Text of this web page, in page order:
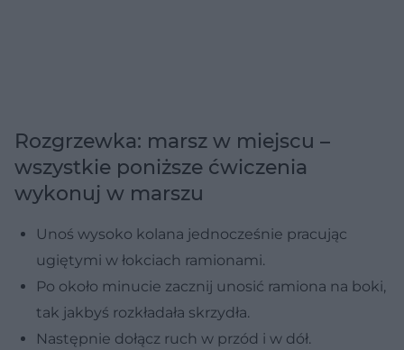
Rozgrzewka: marsz w miejscu –
wszystkie poniższe ćwiczenia
wykonuj w marszu
Unoś wysoko kolana jednocześnie pracując
ugiętymi w łokciach ramionami.
Po około minucie zacznij unosić ramiona na boki,
tak jakbyś rozkładała skrzydła.
Następnie dołącz ruch w przód i w dół.